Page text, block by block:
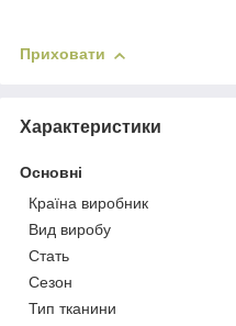
Приховати
Характеристики
Основні
Країна виробник
Вид виробу
Стать
Сезон
Тип тканини